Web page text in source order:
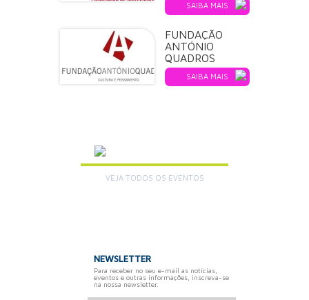
SAIBA MAIS
FUNDAÇÃO
ANTÓNIO
QUADROS
SAIBA MAIS
VEJA TODOS OS EVENTOS
NEWSLETTER
Para receber no seu e-mail as notícias,
eventos e outras informações, inscreva-se
na nossa newsletter.